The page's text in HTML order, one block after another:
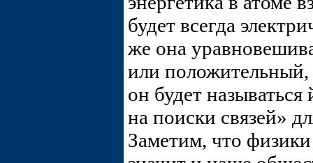
будет всегда
же она
или положительный,
он будет
на поиски связей»
Заметим, что